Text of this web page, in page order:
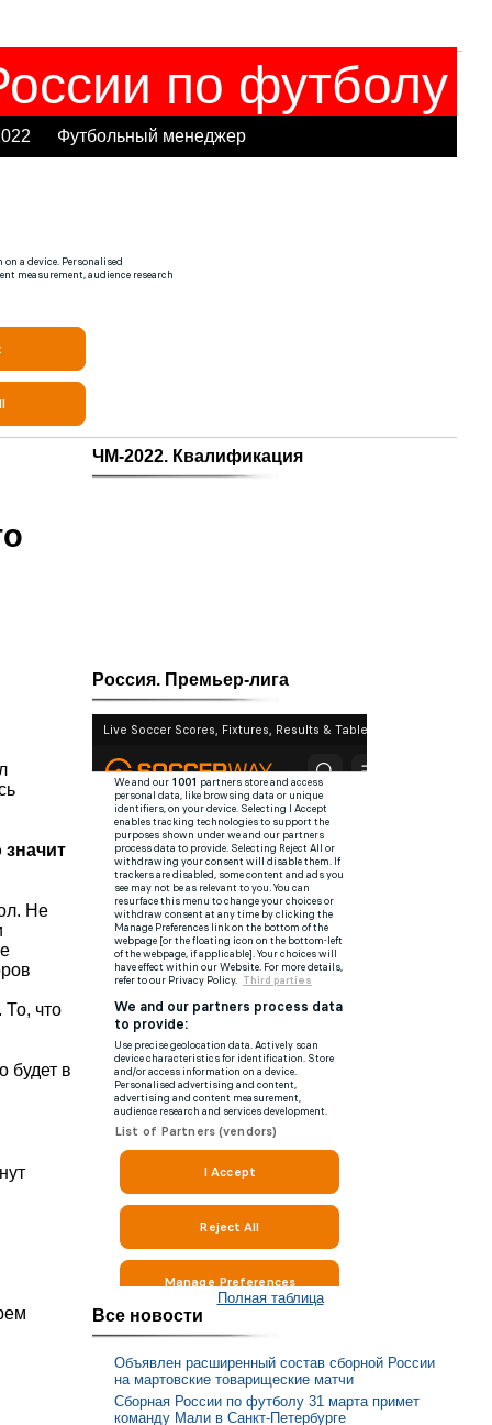
по футболу
Футбольный менеджер
значит
Не
То, что
будет в
ЧМ-2022. Квалификация
Россия. Премьер-лига
Полная таблица
Все новости
Объявлен расширенный состав сборной России
на мартовские товарищеские матчи
Сборная России по футболу 31 марта примет
команду Мали в Санкт-Петербурге